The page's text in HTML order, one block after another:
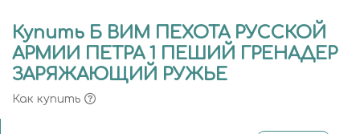
Купить Б ВИМ ПЕХОТА РУССКОЙ
АРМИИ ПЕТРА 1 ПЕШИЙ ГРЕНАДЕР
ЗАРЯЖАЮЩИЙ РУЖЬЕ
Как купить